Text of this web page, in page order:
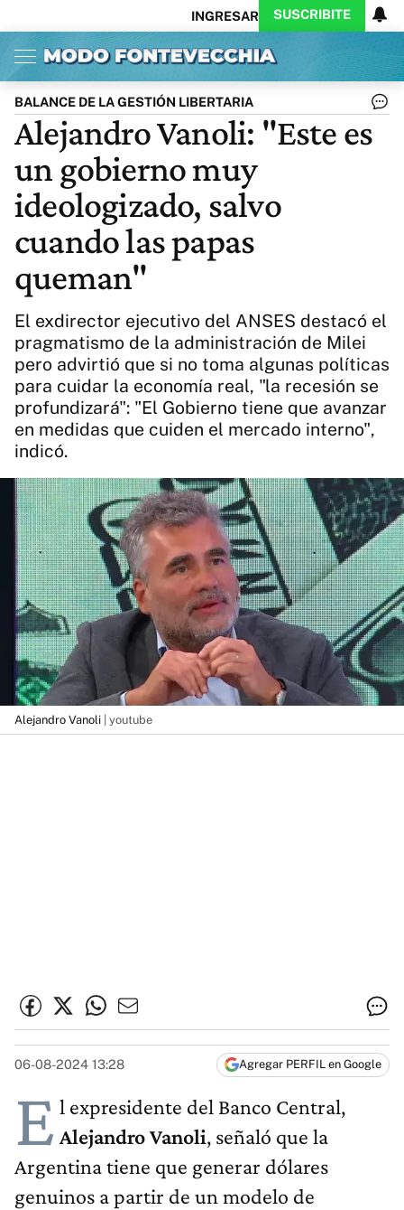
INGRESAR SUSCRIBITE
Inicio Ahora
Opinión
Política
Ciencia
Protagonistas
Cultura
Arte
Educación
Internacional
CARAS
Exitoina
Videos
Córdoba
Reperfilar
Business
Noticias
Gaming
Diario del Juicio
Actualidad
BALANCE DE LA GESTIÓN LIBERTARIA
Alejandro Vanoli: "Este es
un gobierno muy
ideologizado, salvo
cuando las papas
queman"
El exdirector ejecutivo del ANSES destacó el
pragmatismo de la administración de Milei
pero advirtió que si no toma algunas políticas
para cuidar la economía real, "la recesión se
profundizará": "El Gobierno tiene que avanzar
en medidas que cuiden el mercado interno",
indicó.
Alejandro Vanoli | youtube
06-08-2024 13:28 Agregar PERFIL en Google
E l expresidente del Banco Central,
Alejandro Vanoli, señaló que la
Argentina tiene que generar dólares
genuinos a partir de un modelo de